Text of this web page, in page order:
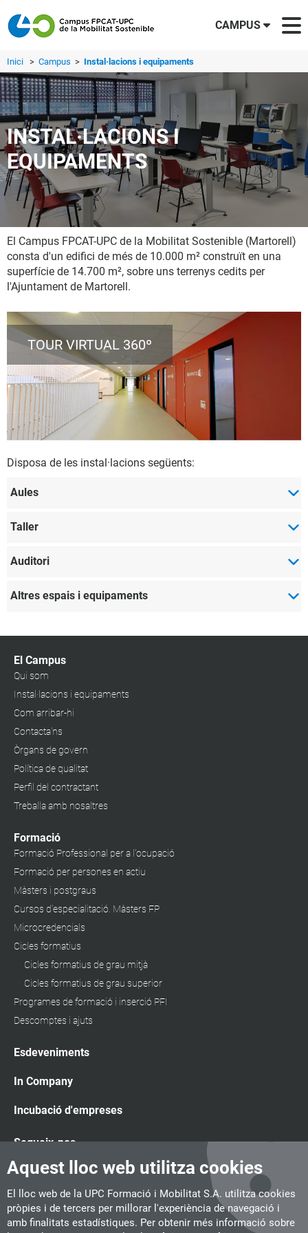
Aquest lloc web utilitza cookies
El lloc web de la UPC Formació i Mobilitat S.A. utilitza cookies
pròpies i de tercers per millorar l'experiència de navegació i
amb finalitats estadístiques. Per obtenir més informació sobre
CAMPUS
Inici > Campus > Instal·lacions i equipaments
INSTAL·LACIONS I
EQUIPAMENTS
El Campus FPCAT-UPC de la Mobilitat Sostenible (Martorell)
consta d'un edifici de més de 10.000 m² construït en una
superfície de 14.700 m², sobre uns terrenys cedits per
l'Ajuntament de Martorell.
TOUR VIRTUAL 360º
Disposa de les instal·lacions següents:
Aules
Taller
Auditori
Altres espais i equipaments
El Campus
Qui som
Instal·lacions i equipaments
Com arribar-hi
Contacta'ns
Òrgans de govern
Política de qualitat
Perfil del contractant
Treballa amb nosaltres
Formació
Formació Professional per a l'ocupació
Formació per persones en actiu
Màsters i postgraus
Cursos d'especialitació. Màsters FP
Microcredencials
Cicles formatius
Cicles formatius de grau mitjà
Cicles formatius de grau superior
Programes de formació i inserció PFI
Descomptes i ajuts
Esdeveniments
In Company
Incubació d'empreses
Segueix-nos